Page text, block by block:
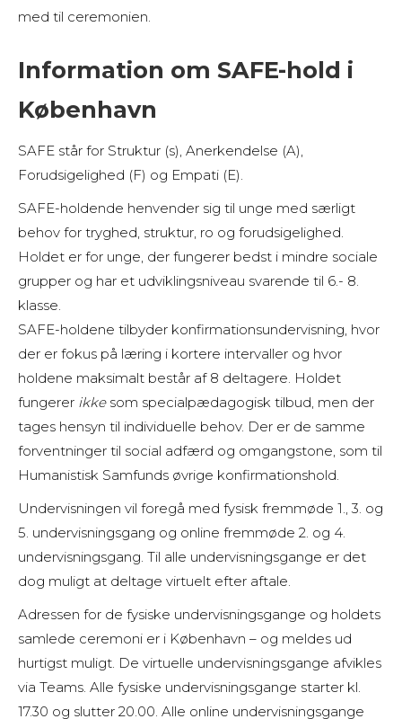
med til ceremonien.
Information om SAFE-hold i
København
SAFE står for Struktur (s), Anerkendelse (A),
Forudsigelighed (F) og Empati (E).
SAFE-holdende henvender sig til unge med særligt
behov for tryghed, struktur, ro og forudsigelighed.
Holdet er for unge, der fungerer bedst i mindre sociale
grupper og har et udviklingsniveau svarende til 6.- 8.
klasse.
SAFE-holdene tilbyder konfirmationsundervisning, hvor
der er fokus på læring i kortere intervaller og hvor
holdene maksimalt består af 8 deltagere. Holdet
fungerer ikkesom specialpædagogisk tilbud, men der
tages hensyn til individuelle behov. Der er de samme
forventninger til social adfærd og omgangstone, som til
Humanistisk Samfunds øvrige konfirmationshold.
Undervisningen vil foregå med fysisk fremmøde 1., 3. og
5. undervisningsgang og online fremmøde 2. og 4.
undervisningsgang. Til alle undervisningsgange er det
dog muligt at deltage virtuelt efter aftale.
Adressen for de fysiske undervisningsgange og holdets
samlede ceremoni er i København – og meldes ud
hurtigst muligt. De virtuelle undervisningsgange afvikles
via Teams. Alle fysiske undervisningsgange starter kl.
17.30 og slutter 20.00. Alle online undervisningsgange